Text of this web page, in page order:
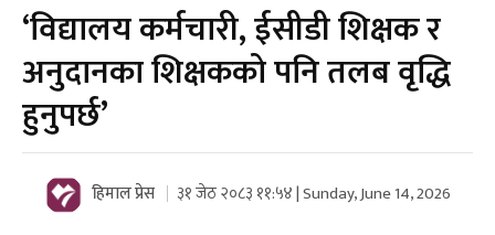
‘विद्यालय कर्मचारी, ईसीडी शिक्षक र
अनुदानका शिक्षकको पनि तलब वृद्धि
हुनुपर्छ’
हिमाल प्रेस ३१ जेठ २०८३ ११:५४ | Sunday, June 14, 2026